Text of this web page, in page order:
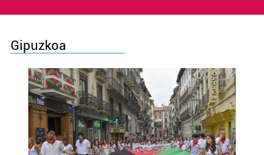
Gipuzkoa